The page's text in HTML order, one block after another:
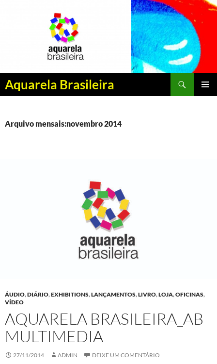
Aquarela Brasileira
Pesquisar
PULAR
CONTEÚDO
Arquivo mensais:novembro 2014
ÁUDIO,DIÁRIO,EXHIBITIONS,LANÇAMENTOS,LIVRO,LOJA,OFICINAS,
VÍDEO
AQUARELA BRASILEIRA_AB
MULTIMEDIA
27/11/2014 ADMIN DEIXE UM COMENTÁRIO